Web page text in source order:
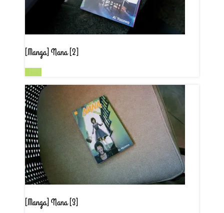
[Manga] Nana [2]
[Manga] Nana [3]